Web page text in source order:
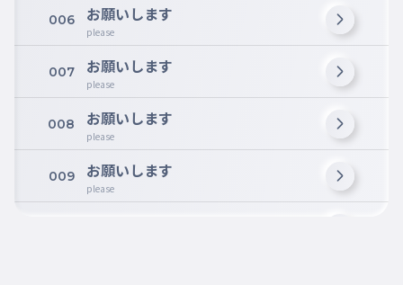
006 お願いします
please
007 お願いします
please
008 お願いします
please
009 お願いします
please